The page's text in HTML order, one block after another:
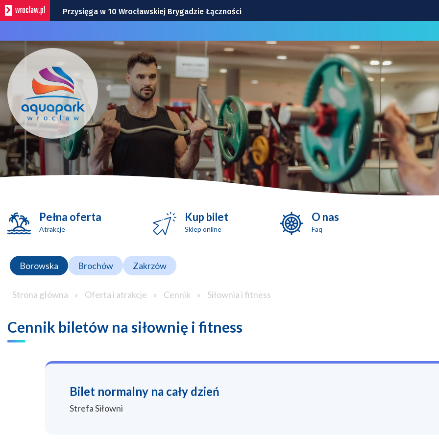
Przysięga w 10 Wrocławskiej Brygadzie Łączności
Remont torów na Stawowej i Peronowej. Od 8 sierpnia zmiany dla kierowców i pasażerów MPK
Bezpłatny koncert TeDe w Hucie! To kolejna odsłona Dolnośląskich Koncertów Letnich [SZCZEGÓŁY]
Zmiany na skrzyżowaniu Gazowej, Karwińskiej i Mościckiego. Od 8 sierpnia ruch wahadłowy [ZDJĘCIA]
Pełna oferta
Atrakcje
Kup bilet
Sklep online
O nas
Faq
Borowska Brochów Zakrzów
Strona główna » Oferta i atrakcje » Cennik » Siłownia i fitness
Cennik biletów na siłownię i fitness
Bilet normalny na cały dzień
Strefa Siłowni